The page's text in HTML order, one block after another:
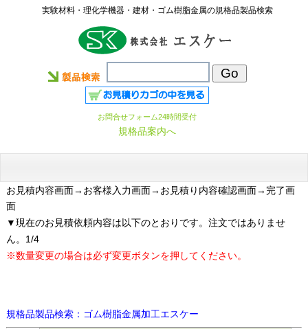
実験材料・理化学機器・建材・ゴム樹脂金属の規格品製品検索
お問合せフォーム24時間受付
規格品案内へ
お見積内容画面→お客様入力画面→お見積り内容確認画面→完了画
面
▼現在のお見積依頼内容は以下のとおりです。注文ではありませ
ん。1/4
※数量変更の場合は必ず変更ボタンを押してください。
規格品製品検索：ゴム樹脂金属加工エスケー